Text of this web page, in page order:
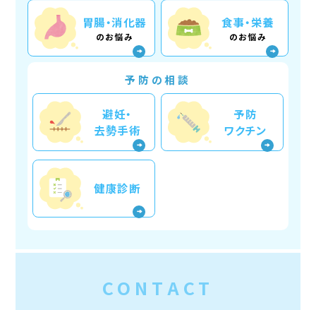
胃腸・消化器
のお悩み
食事・栄養
のお悩み
予防の相談
避妊・
去勢手術
予防
ワクチン
健康診断
CONTACT